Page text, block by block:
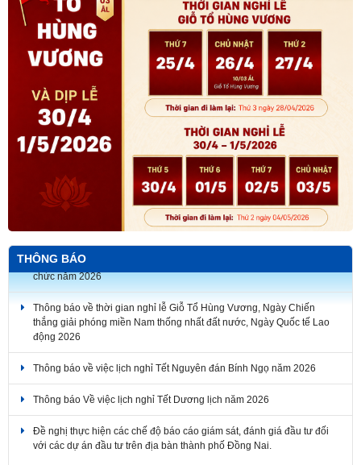
THÔNG BÁO
Thông báo về thời gian nghỉ lễ Giỗ Tổ Hùng Vương, Ngày Chiến
thắng giải phóng miền Nam thống nhất đất nước, Ngày Quốc tế Lao
động 2026
Thông báo về việc lịch nghỉ Tết Nguyên đán Bính Ngọ năm 2026
Thông báo Về việc lịch nghỉ Tết Dương lịch năm 2026
Đề nghị thực hiện các chế độ báo cáo giám sát, đánh giá đầu tư đối
với các dự án đầu tư trên địa bàn thành phố Đồng Nai.
Thông báo tuyển dụng hợp đồng dịch vụ thực hiện nhiệm vụ công